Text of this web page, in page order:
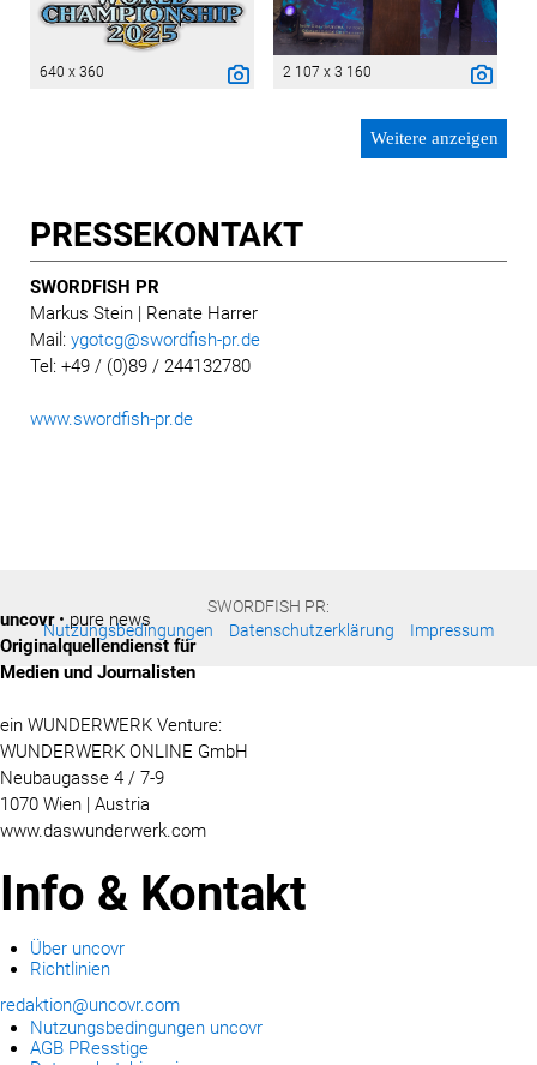
640 x 360 2 107 x 3 160
Weitere anzeigen
PRESSE­KONTAKT
SWORDFISH PR
Markus Stein | Renate Harrer
Mail: ygotcg@swordfish-pr.de
Tel: +49 / (0)89 / 244132780
www.swordfish-pr.de
SWORDFISH PR:
Nutzungsbedingungen
Datenschutzerklärung Impressum
uncovr• pure news
Originalquellendienst für
Medien und Journalisten
ein WUNDERWERK Venture:
WUNDERWERK ONLINE GmbH
Neubaugasse 4 / 7-9
1070 Wien | Austria
www.daswunderwerk.com
Info & Kontakt
Über uncovr
Richtlinien
redaktion@uncovr.com
Nutzungsbedingungen uncovr
AGB PResstige